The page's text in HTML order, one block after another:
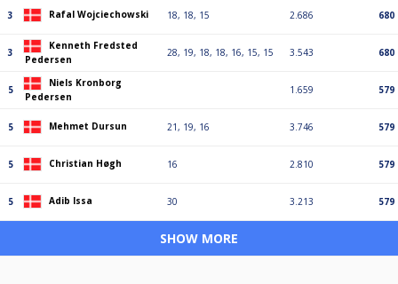
3 Rafal Wojciechowski 18, 18, 15 2.686 680
3
Kenneth Fredsted
Pedersen
28, 19, 18, 18, 16, 15, 15 3.543 680
5
Niels Kronborg
Pedersen
1.659 579
5 Mehmet Dursun 21, 19, 16 3.746 579
5 Christian Høgh 16 2.810 579
5 Adib Issa 30 3.213 579
SHOW MORE